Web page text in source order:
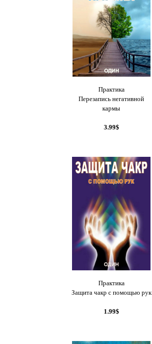
Практика
Перезапись негативной
кармы
3.99$
Практика
Защита чакр с помощью рук
1.99$